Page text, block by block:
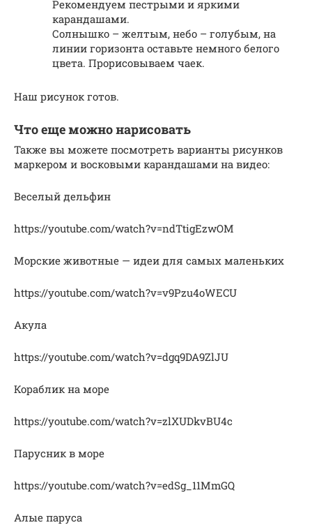
Рекомендуем пестрыми и яркими
карандашами.
Солнышко – желтым, небо – голубым, на
линии горизонта оставьте немного белого
цвета. Прорисовываем чаек.
Наш рисунок готов.
Что еще можно нарисовать
Также вы можете посмотреть варианты рисунков
маркером и восковыми карандашами на видео:
Веселый дельфин
https://youtube.com/watch?v=ndTtigEzwOM
Морские животные — идеи для самых маленьких
https://youtube.com/watch?v=v9Pzu4oWECU
Акула
https://youtube.com/watch?v=dgq9DA9ZlJU
Кораблик на море
https://youtube.com/watch?v=zlXUDkvBU4c
Парусник в море
https://youtube.com/watch?v=edSg_11MmGQ
Алые паруса